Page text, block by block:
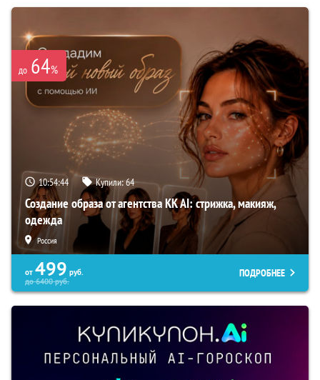
до 64%
10:54:42 Купили:64
Создание образа от агентства KK AI: стрижка, макияж,
одежда
Россия
от 499 руб.
до6400руб.
ПОДРОБНЕЕ